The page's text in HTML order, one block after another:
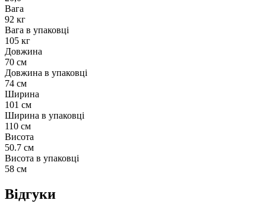
Вага
92 кг
Вага в упаковці
105 кг
Довжина
70 см
Довжина в упаковці
74 см
Ширина
101 см
Ширина в упаковці
110 см
Висота
50.7 см
Висота в упаковці
58 см
Відгуки